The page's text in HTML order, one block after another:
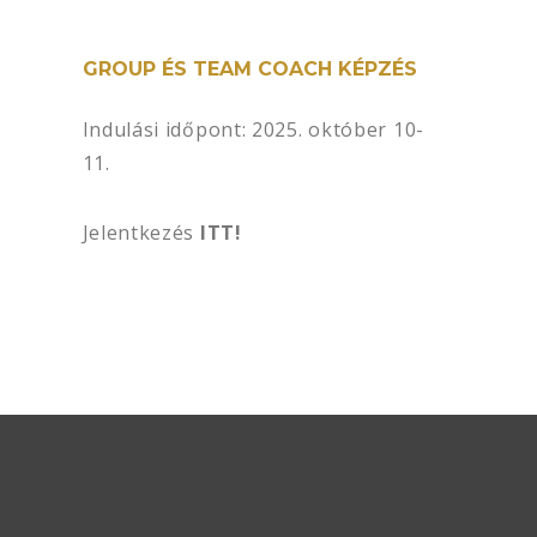
GROUP ÉS TEAM COACH KÉPZÉS
Indulási időpont: 2025. október 10-
11.
Jelentkezés ITT!